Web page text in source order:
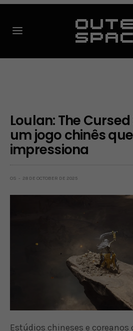
Loulan: The
um jogo chinês que
impressiona
OS 28 DE OCTOBER DE 2025
Estúdios chineses e